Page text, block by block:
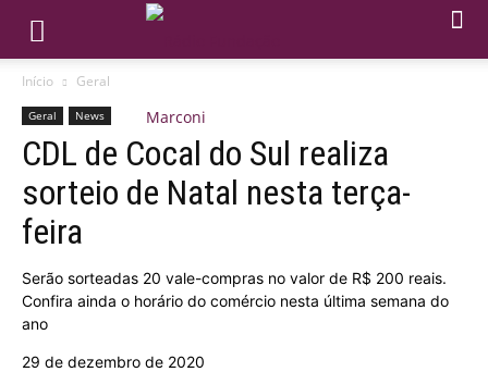
Início Geral
Geral News
CDL de Cocal do Sul realiza
sorteio de Natal nesta terça-
feira
Serão sorteadas 20 vale-compras no valor de R$ 200 reais.
Confira ainda o horário do comércio nesta última semana do
ano
29 de dezembro de 2020